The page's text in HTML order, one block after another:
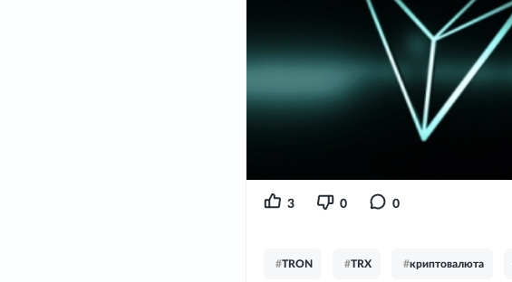
3 0 0
#TRON #TRX #криптовалюта